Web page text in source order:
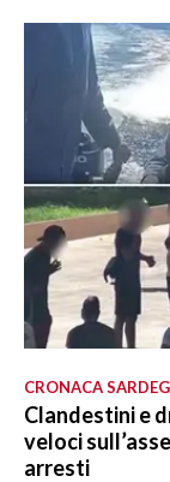
CRONACA
Clandestini e
veloci
arresti